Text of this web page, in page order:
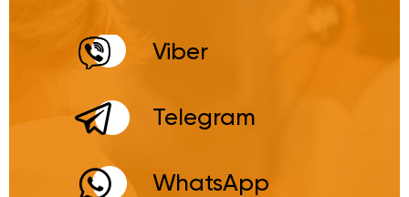
Viber
Telegram
WhatsApp